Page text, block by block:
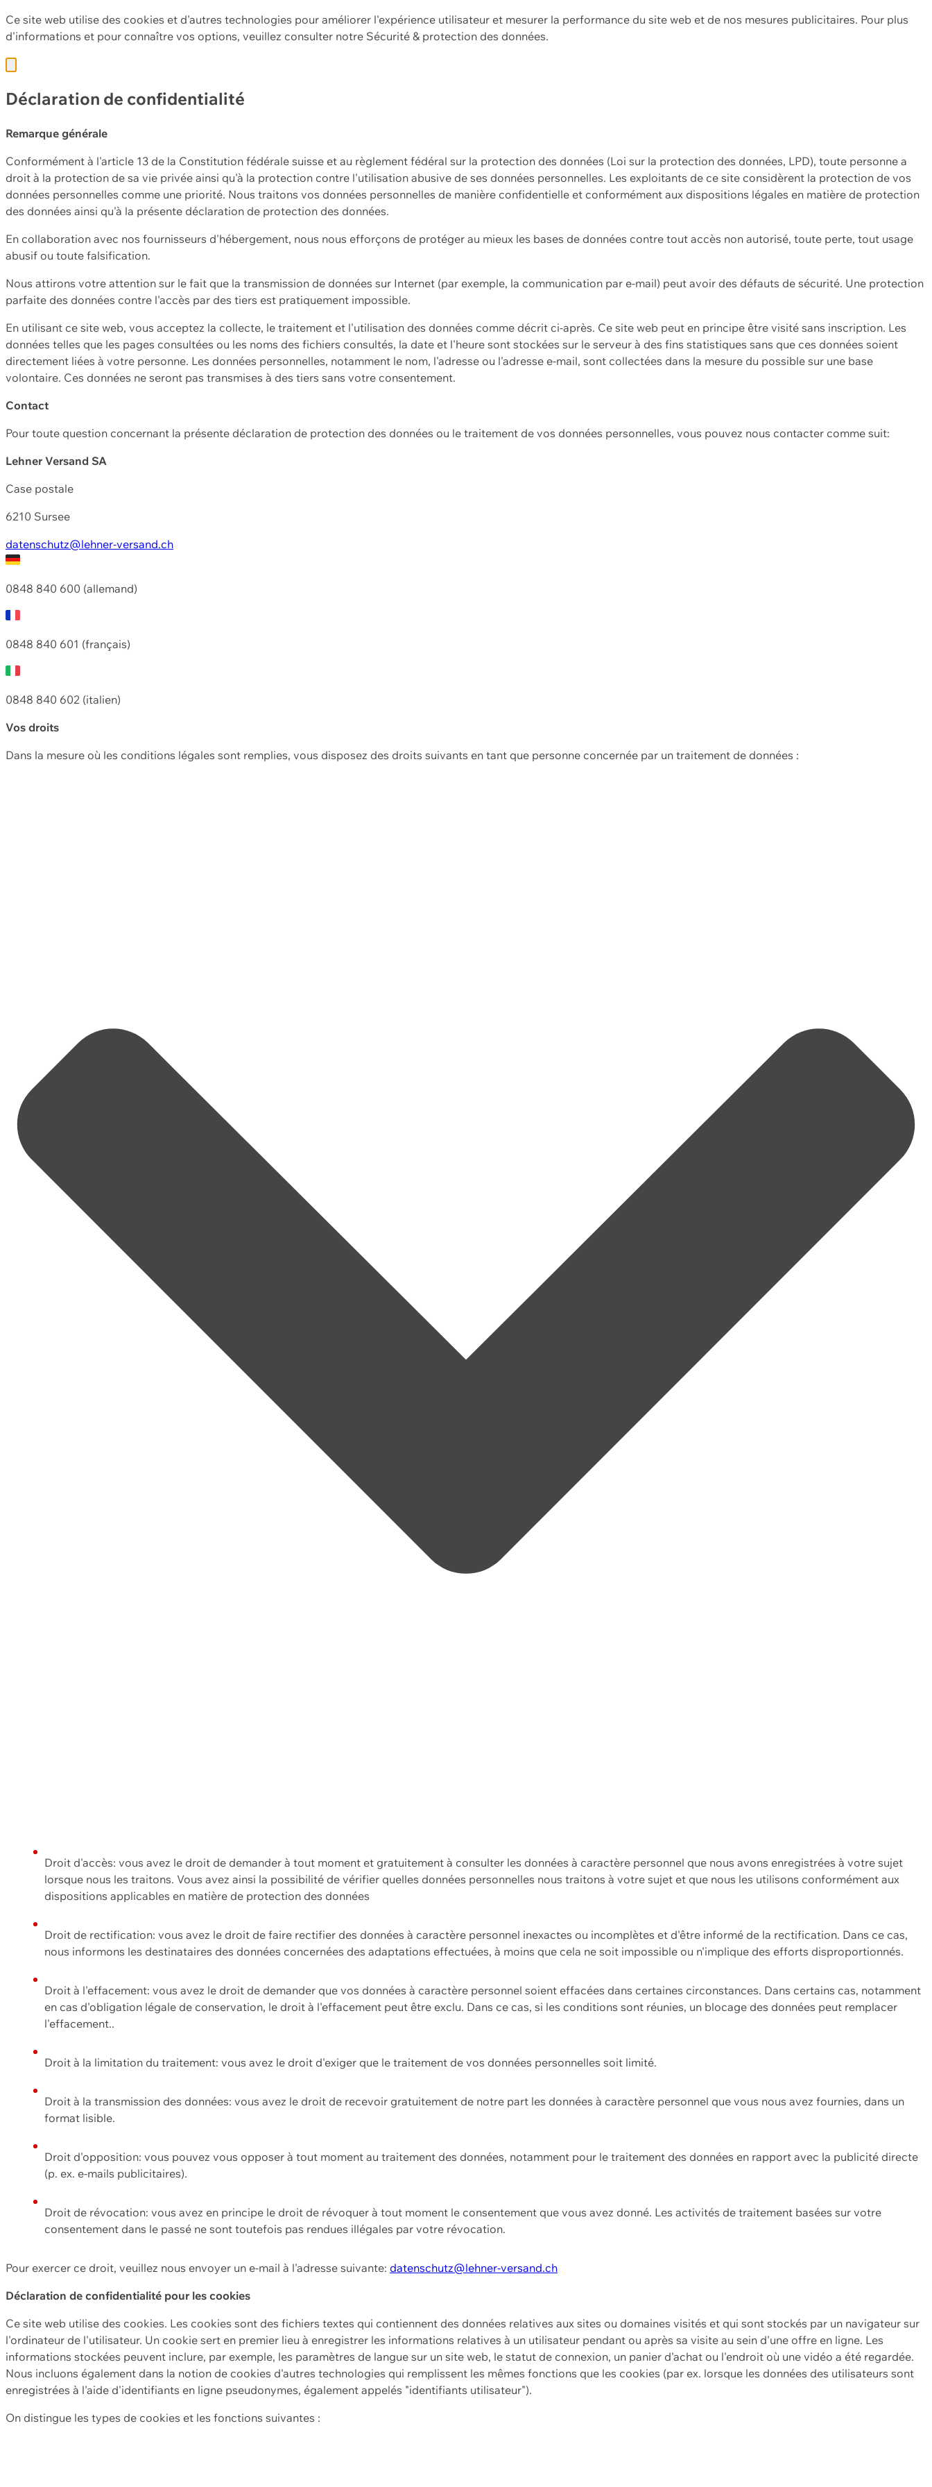
Ce site web utilise des cookies et d'autres technologies pour améliorer l'expérience utilisateur et mesurer la performance du site web et de nos mesures publicitaires. Pour plus
d'informations et pour connaître vos options, veuillez consulter notre Sécurité & protection des données.
Déclaration de confidentialité
Remarque générale
Conformément à l'article 13 de la Constitution fédérale suisse et au règlement fédéral sur la protection des données (Loi sur la protection des données, LPD), toute personne a
droit à la protection de sa vie privée ainsi qu'à la protection contre l'utilisation abusive de ses données personnelles. Les exploitants de ce site considèrent la protection de vos
données personnelles comme une priorité. Nous traitons vos données personnelles de manière confidentielle et conformément aux dispositions légales en matière de protection
des données ainsi qu'à la présente déclaration de protection des données.
En collaboration avec nos fournisseurs d'hébergement, nous nous efforçons de protéger au mieux les bases de données contre tout accès non autorisé, toute perte, tout usage
abusif ou toute falsification.
Nous attirons votre attention sur le fait que la transmission de données sur Internet (par exemple, la communication par e-mail) peut avoir des défauts de sécurité. Une protection
parfaite des données contre l'accès par des tiers est pratiquement impossible.
En utilisant ce site web, vous acceptez la collecte, le traitement et l'utilisation des données comme décrit ci-après. Ce site web peut en principe être visité sans inscription. Les
données telles que les pages consultées ou les noms des fichiers consultés, la date et l'heure sont stockées sur le serveur à des fins statistiques sans que ces données soient
directement liées à votre personne. Les données personnelles, notamment le nom, l'adresse ou l'adresse e-mail, sont collectées dans la mesure du possible sur une base
volontaire. Ces données ne seront pas transmises à des tiers sans votre consentement.
Contact
Pour toute question concernant la présente déclaration de protection des données ou le traitement de vos données personnelles, vous pouvez nous contacter comme suit:
Lehner Versand SA
Case postale
6210 Sursee
datenschutz@lehner-versand.ch
0848 840 600 (allemand)
0848 840 601 (français)
0848 840 602 (italien)
Vos droits
Dans la mesure où les conditions légales sont remplies, vous disposez des droits suivants en tant que personne concernée par un traitement de données :
Droit d'accès: vous avez le droit de demander à tout moment et gratuitement à consulter les données à caractère personnel que nous avons enregistrées à votre sujet
lorsque nous les traitons. Vous avez ainsi la possibilité de vérifier quelles données personnelles nous traitons à votre sujet et que nous les utilisons conformément aux
dispositions applicables en matière de protection des données
Droit de rectification: vous avez le droit de faire rectifier des données à caractère personnel inexactes ou incomplètes et d'être informé de la rectification. Dans ce cas,
nous informons les destinataires des données concernées des adaptations effectuées, à moins que cela ne soit impossible ou n'implique des efforts disproportionnés.
Droit à l'effacement: vous avez le droit de demander que vos données à caractère personnel soient effacées dans certaines circonstances. Dans certains cas, notamment
en cas d'obligation légale de conservation, le droit à l'effacement peut être exclu. Dans ce cas, si les conditions sont réunies, un blocage des données peut remplacer
l'effacement..
Droit à la limitation du traitement: vous avez le droit d'exiger que le traitement de vos données personnelles soit limité.
Droit à la transmission des données: vous avez le droit de recevoir gratuitement de notre part les données à caractère personnel que vous nous avez fournies, dans un
format lisible.
Droit d'opposition: vous pouvez vous opposer à tout moment au traitement des données, notamment pour le traitement des données en rapport avec la publicité directe
(p. ex. e-mails publicitaires).
Droit de révocation: vous avez en principe le droit de révoquer à tout moment le consentement que vous avez donné. Les activités de traitement basées sur votre
consentement dans le passé ne sont toutefois pas rendues illégales par votre révocation.
Pour exercer ce droit, veuillez nous envoyer un e-mail à l'adresse suivante: datenschutz@lehner-versand.ch
Déclaration de confidentialité pour les cookies
Ce site web utilise des cookies. Les cookies sont des fichiers textes qui contiennent des données relatives aux sites ou domaines visités et qui sont stockés par un navigateur sur
l'ordinateur de l'utilisateur. Un cookie sert en premier lieu à enregistrer les informations relatives à un utilisateur pendant ou après sa visite au sein d'une offre en ligne. Les
informations stockées peuvent inclure, par exemple, les paramètres de langue sur un site web, le statut de connexion, un panier d'achat ou l'endroit où une vidéo a été regardée.
Nous incluons également dans la notion de cookies d'autres technologies qui remplissent les mêmes fonctions que les cookies (par ex. lorsque les données des utilisateurs sont
enregistrées à l'aide d'identifiants en ligne pseudonymes, également appelés "identifiants utilisateur").
On distingue les types de cookies et les fonctions suivantes :